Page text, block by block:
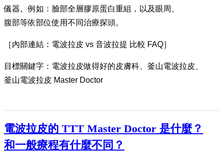
儀器。例如：臉部全層膠原蛋白重組，以及眼周、
腹部等依部位使用不同治療探頭。
［內部連結：電波拉皮 vs 音波拉提 比較 FAQ］
目標關鍵字：電波拉皮做得好的皮膚科、釜山電波拉皮、
釜山電波拉皮 Master Doctor
電波拉皮的 TTT Master Doctor 是什麼？
和一般療程有什麼不同？